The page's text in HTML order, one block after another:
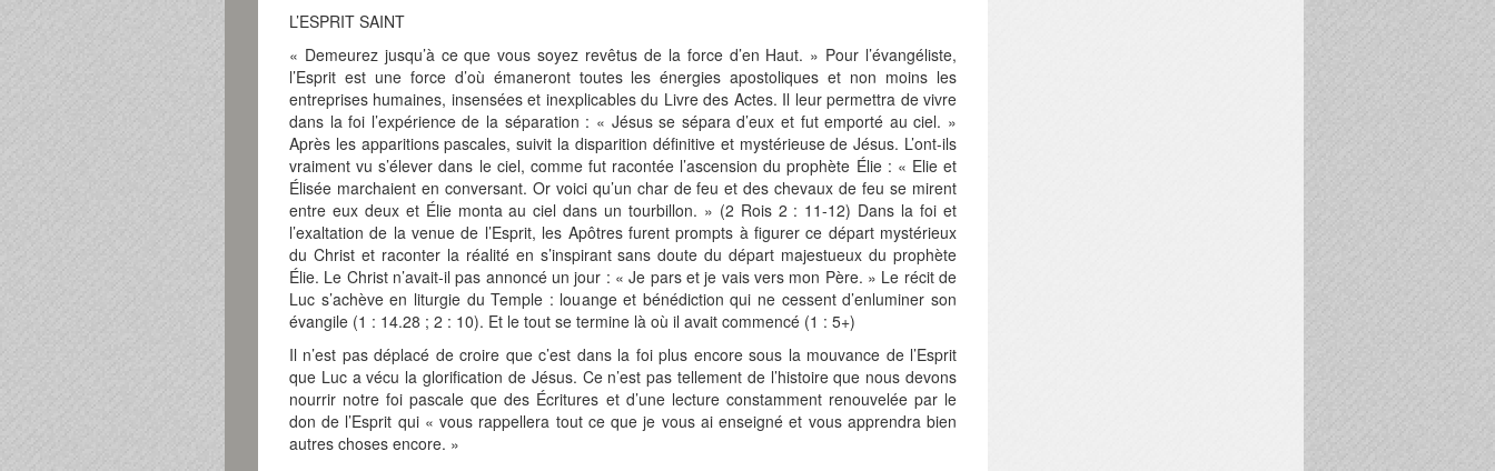
L’ESPRIT SAINT
« Demeurez jusqu’à ce que vous soyez revêtus de la force d’en Haut. » Pour l’évangéliste,
l’Esprit est une force d’où émaneront toutes les énergies apostoliques et non moins les
entreprises humaines, insensées et inexplicables du Livre des Actes. Il leur permettra de vivre
dans la foi l’expérience de la séparation : « Jésus se sépara d’eux et fut emporté au ciel. »
Après les apparitions pascales, suivit la disparition définitive et mystérieuse de Jésus. L’ont-ils
vraiment vu s’élever dans le ciel, comme fut racontée l’ascension du prophète Élie : « Elie et
Élisée marchaient en conversant. Or voici qu’un char de feu et des chevaux de feu se mirent
entre eux deux et Élie monta au ciel dans un tourbillon. » (2 Rois 2 : 11-12) Dans la foi et
l’exaltation de la venue de l’Esprit, les Apôtres furent prompts à figurer ce départ mystérieux
du Christ et raconter la réalité en s’inspirant sans doute du départ majestueux du prophète
Élie. Le Christ n’avait-il pas annoncé un jour : « Je pars et je vais vers mon Père. » Le récit de
Luc s’achève en liturgie du Temple : louange et bénédiction qui ne cessent d’enluminer son
évangile (1 : 14.28 ; 2 : 10). Et le tout se termine là où il avait commencé (1 : 5+)
Il n’est pas déplacé de croire que c’est dans la foi plus encore sous la mouvance de l’Esprit
que Luc a vécu la glorification de Jésus. Ce n’est pas tellement de l’histoire que nous devons
nourrir notre foi pascale que des Écritures et d’une lecture constamment renouvelée par le
don de l’Esprit qui « vous rappellera tout ce que je vous ai enseigné et vous apprendra bien
autres choses encore. »